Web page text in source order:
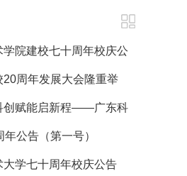
院建校七十周年校庆公
20周年发展大会隆重举
创赋能启新程——广东科
省科技干部学院）举办
动
公告（第一号）
学七十周年校庆公告